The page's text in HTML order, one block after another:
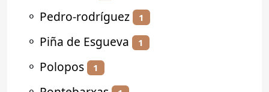
⚬ Pedro-rodríguez 1
⚬ Piña de Esgueva 1
⚬ Polopos 1